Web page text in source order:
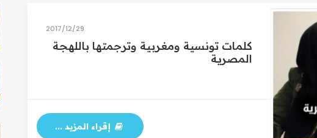
29‏/12‏/2017
كلمات تونسية ومغربية وترجمتها باللهجة
المصرية
إقراء المزيد ...